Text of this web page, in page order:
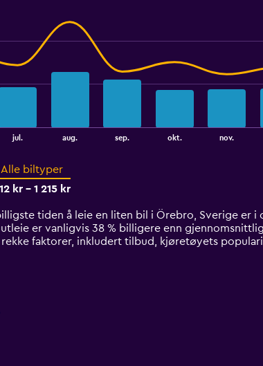
jul. aug. sep. okt. nov.
Alle biltyper
kr - 1 215 kr
tiden å leie en liten bil i Örebro, Sverige er i
er vanligvis 38 % billigere enn
faktorer, inkludert tilbud, kjøretøyets